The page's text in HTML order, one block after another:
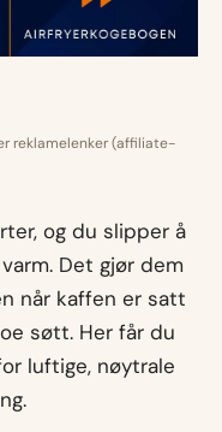
reklamelenker (affiliate-
og du slipper å
Det gjør dem
når kaffen er satt
søtt. Her får du
luftige, nøytrale